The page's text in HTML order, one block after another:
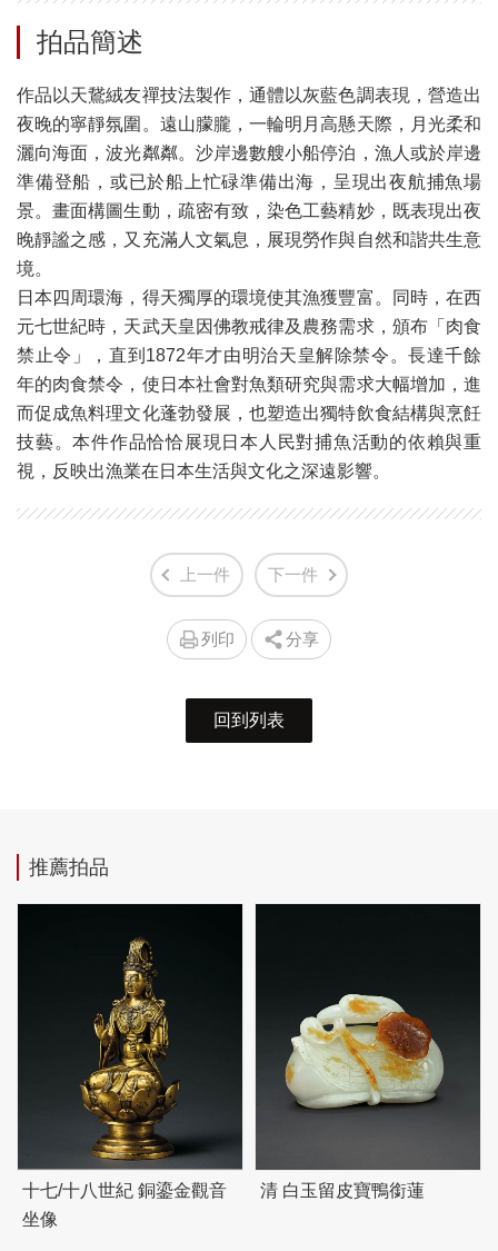
拍品簡述
作品以天鵞絨友禪技法製作，通體以灰藍色調表現，營造出
夜晚的寧靜氛圍。遠山朦朧，一輪明月高懸天際，月光柔和
灑向海面，波光粼粼。沙岸邊數艘小船停泊，漁人或於岸邊
準備登船，或已於船上忙碌準備出海，呈現出夜航捕魚場
景。畫面構圖生動，疏密有致，染色工藝精妙，既表現出夜
晚靜謐之感，又充滿人文氣息，展現勞作與自然和諧共生意
境。
日本四周環海，得天獨厚的環境使其漁獲豐富。同時，在西
元七世紀時，天武天皇因佛教戒律及農務需求，頒布「肉食
禁止令」，直到1872年才由明治天皇解除禁令。長達千餘
年的肉食禁令，使日本社會對魚類研究與需求大幅增加，進
而促成魚料理文化蓬勃發展，也塑造出獨特飲食結構與烹飪
技藝。本件作品恰恰展現日本人民對捕魚活動的依賴與重
視，反映出漁業在日本生活與文化之深遠影響。
上一件 下一件
列印 分享
回到列表
推薦拍品
十七/十八世紀 銅鎏金觀音
坐像
清 白玉留皮寶鴨銜蓮